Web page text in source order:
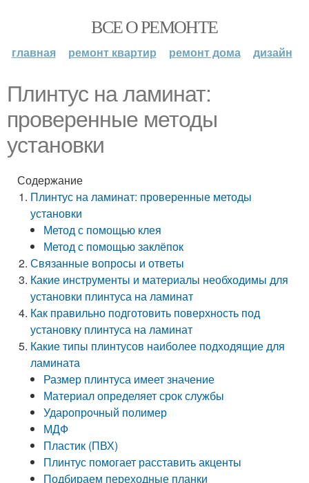
ВСЕ О РЕМОНТЕ
главная ремонт квартир ремонт дома дизайн
Плинтус на ламинат:
проверенные методы
установки
Содержание
Плинтус на ламинат: проверенные методы
установки
Метод с помощью клея
Метод с помощью заклёпок
Связанные вопросы и ответы
Какие инструменты и материалы необходимы для
установки плинтуса на ламинат
Как правильно подготовить поверхность под
установку плинтуса на ламинат
Какие типы плинтусов наиболее подходящие для
ламината
Размер плинтуса имеет значение
Материал определяет срок службы
Ударопрочный полимер
МДФ
Пластик (ПВХ)
Плинтус помогает расставить акценты
Подбираем переходные планки